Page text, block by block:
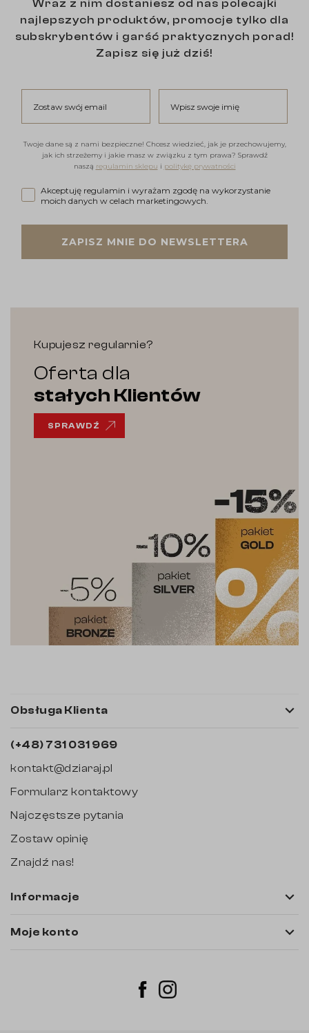
Wraz z nim dostaniesz od nas polecajki
najlepszych produktów, promocje tylko dla
subskrybentów i garść praktycznych porad!
Zapisz się już dziś!
Twoje dane są z nami bezpieczne! Chcesz wiedzieć, jak je przechowujemy,
jak ich strzeżemy i jakie masz w związku z tym prawa? Sprawdź
naszą regulamin sklepu i politykę prywatności
Akceptuję regulamin i wyrażam zgodę na wykorzystanie
Akceptuję regulamin i wyrażam zgodę na wykorzystanie
moich danych w celach marketingowych.
ZAPISZ MNIE DO NEWSLETTERA
Kupujesz regularnie?
Oferta dla
stałych Klientów
SPRAWDŹ
Obsługa Klienta 
(+48) 731 031 969
kontakt@dziaraj.pl
Formularz kontaktowy
Najczęstsze pytania
Zostaw opinię
Znajdź nas!
Informacje 
Moje konto 